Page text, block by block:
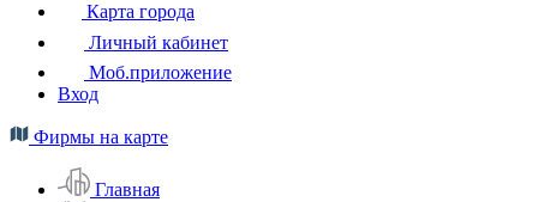
Карта города
Личный кабинет
Моб.приложение
Вход
Фирмы на карте
Главная